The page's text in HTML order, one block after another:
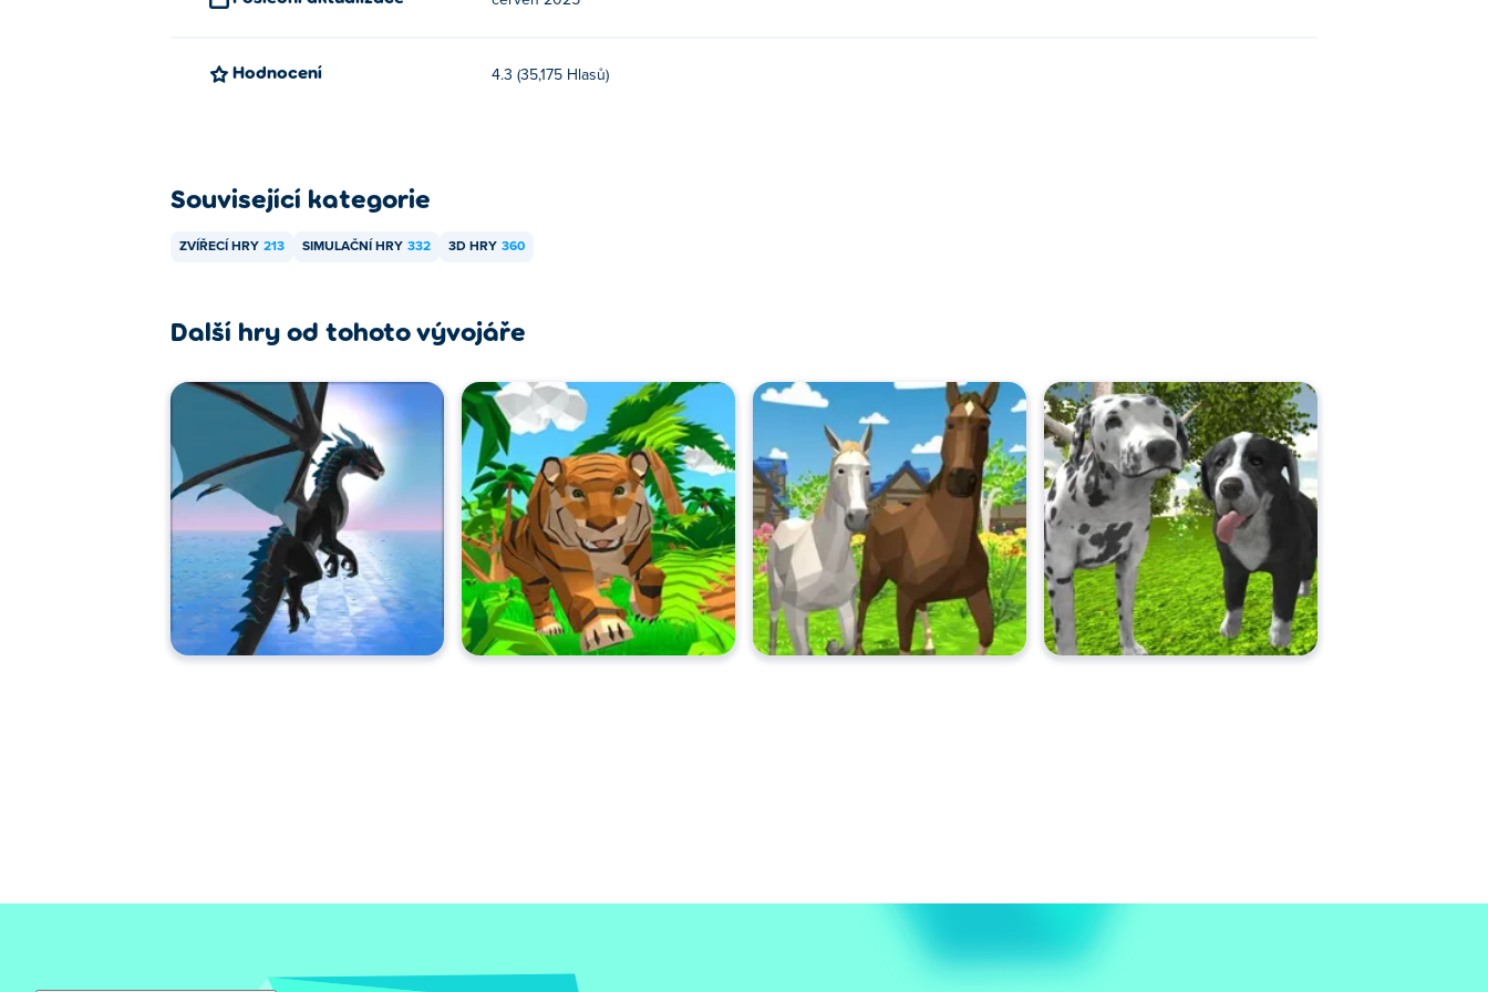
Hodnocení 4.3 (35,175 Hlasů)
Související kategorie
ZVÍŘECÍ HRY 213 SIMULAČNÍ HRY 332 3D HRY 360
Další hry od tohoto vývojáře